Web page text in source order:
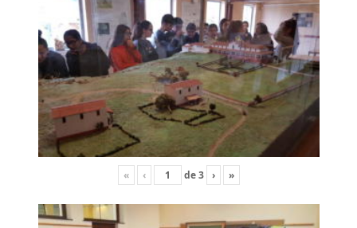
« ‹ de3 › »